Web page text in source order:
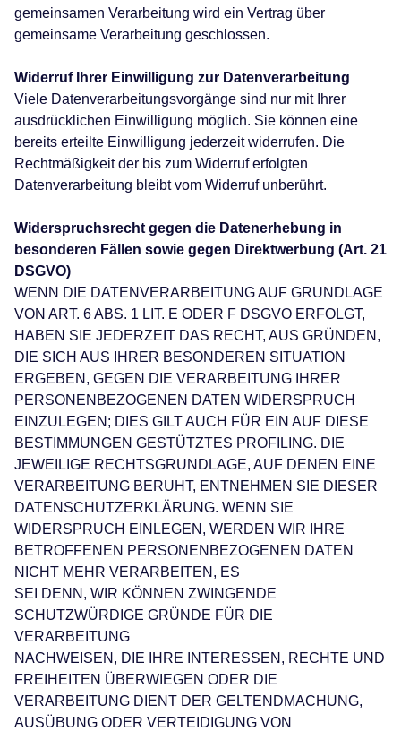
gemeinsamen Verarbeitung wird ein Vertrag über
gemeinsame Verarbeitung geschlossen.
Widerruf Ihrer Einwilligung zur Datenverarbeitung
Viele Datenverarbeitungsvorgänge sind nur mit Ihrer
ausdrücklichen Einwilligung möglich. Sie können eine
bereits erteilte Einwilligung jederzeit widerrufen. Die
Rechtmäßigkeit der bis zum Widerruf erfolgten
Datenverarbeitung bleibt vom Widerruf unberührt.
Widerspruchsrecht gegen die Datenerhebung in
besonderen Fällen sowie gegen Direktwerbung (Art. 21
DSGVO)
WENN DIE DATENVERARBEITUNG AUF GRUNDLAGE
VON ART. 6 ABS. 1 LIT. E ODER F DSGVO ERFOLGT,
HABEN SIE JEDERZEIT DAS RECHT, AUS GRÜNDEN,
DIE SICH AUS IHRER BESONDEREN SITUATION
ERGEBEN, GEGEN DIE VERARBEITUNG IHRER
PERSONENBEZOGENEN DATEN WIDERSPRUCH
EINZULEGEN; DIES GILT AUCH FÜR EIN AUF DIESE
BESTIMMUNGEN GESTÜTZTES PROFILING. DIE
JEWEILIGE RECHTSGRUNDLAGE, AUF DENEN EINE
VERARBEITUNG BERUHT, ENTNEHMEN SIE DIESER
DATENSCHUTZERKLÄRUNG. WENN SIE
WIDERSPRUCH EINLEGEN, WERDEN WIR IHRE
BETROFFENEN PERSONENBEZOGENEN DATEN
NICHT MEHR VERARBEITEN, ES
SEI DENN, WIR KÖNNEN ZWINGENDE
SCHUTZWÜRDIGE GRÜNDE FÜR DIE
VERARBEITUNG
NACHWEISEN, DIE IHRE INTERESSEN, RECHTE UND
FREIHEITEN ÜBERWIEGEN ODER DIE
VERARBEITUNG DIENT DER GELTENDMACHUNG,
AUSÜBUNG ODER VERTEIDIGUNG VON